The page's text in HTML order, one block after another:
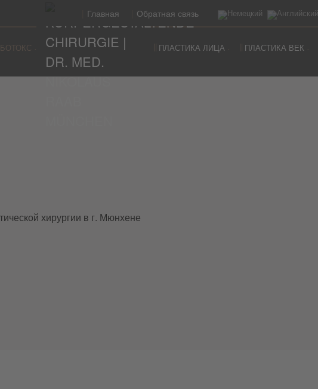
Главная Обратная связь
БОТОКС ПЛАСТИКА ЛИЦА ПЛАСТИКА ВЕК